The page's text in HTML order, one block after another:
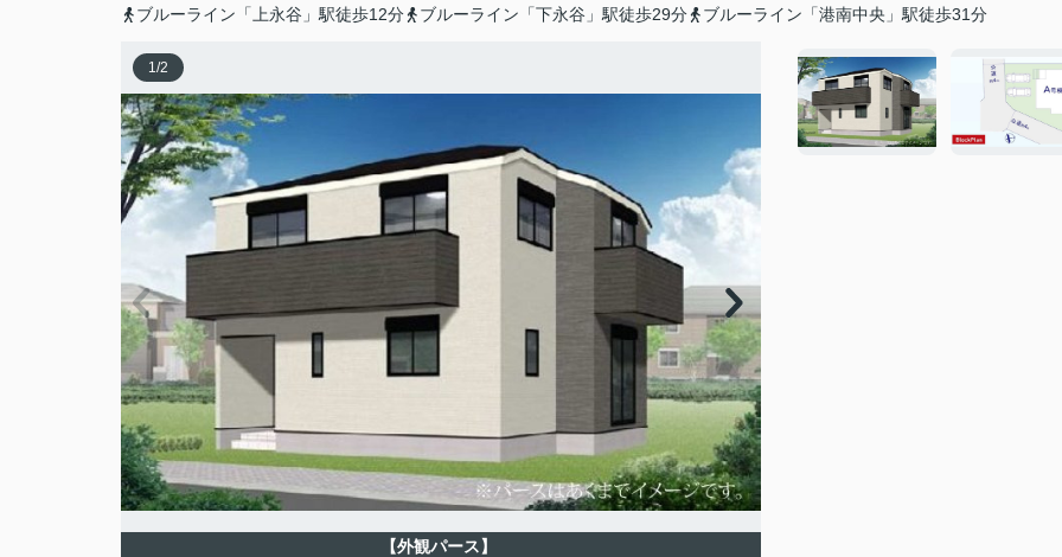
ブルーライン「上永谷」駅徒歩12分
ブルーライン「下永谷」駅徒歩29分 ブルーライン「港南中央」駅徒歩31分
1/2
【外観パース】